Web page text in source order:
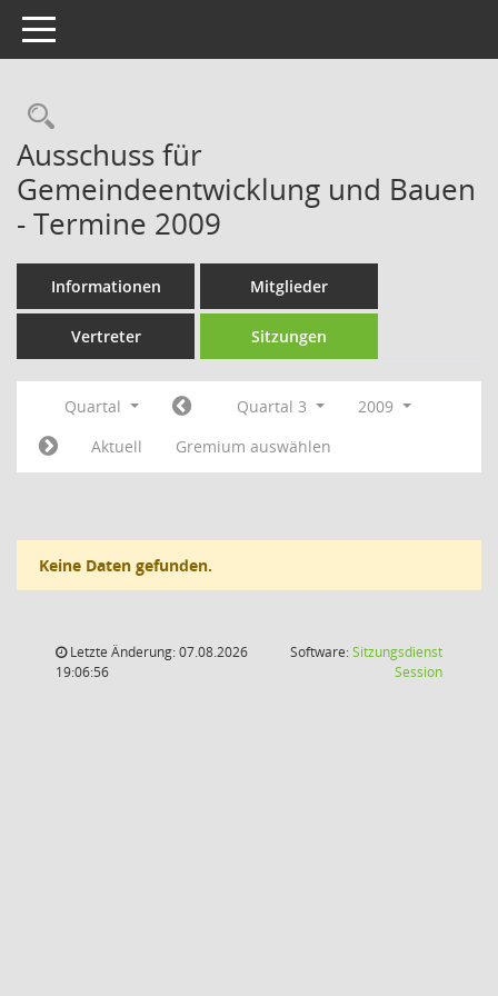
Toggle navigation
Rechercheauswahl
Ausschuss für
Gemeindeentwicklung und Bauen
- Termine 2009
Informationen Mitglieder
Vertreter Sitzungen
Quartal Quartal 3
2009
Aktuell
Gremium auswählen
Keine Daten gefunden.
Letzte Änderung: 07.08.2026
19:06:56
Software:Sitzungsdienst
Session(Wird in